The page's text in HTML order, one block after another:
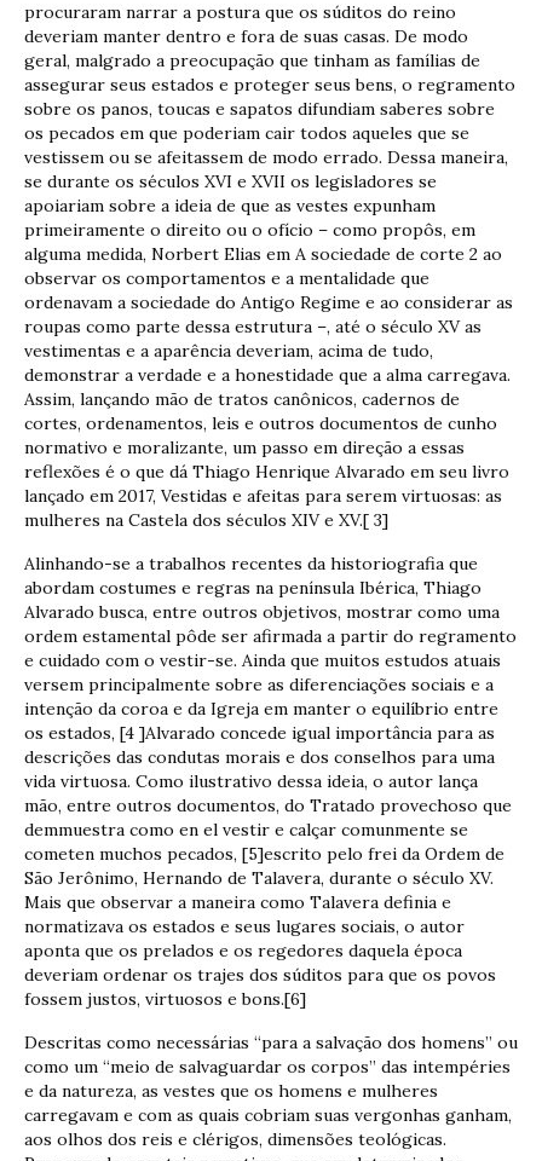
procuraram narrar a postura que os súditos do reino
deveriam manter dentro e fora de suas casas. De modo
geral, malgrado a preocupação que tinham as famílias de
assegurar seus estados e proteger seus bens, o regramento
sobre os panos, toucas e sapatos difundiam saberes sobre
os pecados em que poderiam cair todos aqueles que se
vestissem ou se afeitassem de modo errado. Dessa maneira,
se durante os séculos XVI e XVII os legisladores se
apoiariam sobre a ideia de que as vestes expunham
primeiramente o direito ou o ofício – como propôs, em
alguma medida, Norbert Elias em A sociedade de corte 2 ao
observar os comportamentos e a mentalidade que
ordenavam a sociedade do Antigo Regime e ao considerar as
roupas como parte dessa estrutura –, até o século XV as
vestimentas e a aparência deveriam, acima de tudo,
demonstrar a verdade e a honestidade que a alma carregava.
Assim, lançando mão de tratos canônicos, cadernos de
cortes, ordenamentos, leis e outros documentos de cunho
normativo e moralizante, um passo em direção a essas
reflexões é o que dá Thiago Henrique Alvarado em seu livro
lançado em 2017, Vestidas e afeitas para serem virtuosas: as
mulheres na Castela dos séculos XIV e XV.[ 3]
Alinhando-se a trabalhos recentes da historiografia que
abordam costumes e regras na península Ibérica, Thiago
Alvarado busca, entre outros objetivos, mostrar como uma
ordem estamental pôde ser afirmada a partir do regramento
e cuidado com o vestir-se. Ainda que muitos estudos atuais
versem principalmente sobre as diferenciações sociais e a
intenção da coroa e da Igreja em manter o equilíbrio entre
os estados, [4 ]Alvarado concede igual importância para as
descrições das condutas morais e dos conselhos para uma
vida virtuosa. Como ilustrativo dessa ideia, o autor lança
mão, entre outros documentos, do Tratado provechoso que
demmuestra como en el vestir e calçar comunmente se
cometen muchos pecados, [5]escrito pelo frei da Ordem de
São Jerônimo, Hernando de Talavera, durante o século XV.
Mais que observar a maneira como Talavera definia e
normatizava os estados e seus lugares sociais, o autor
aponta que os prelados e os regedores daquela época
deveriam ordenar os trajes dos súditos para que os povos
fossem justos, virtuosos e bons.[6]
Descritas como necessárias “para a salvação dos homens” ou
como um “meio de salvaguardar os corpos” das intempéries
e da natureza, as vestes que os homens e mulheres
carregavam e com as quais cobriam suas vergonhas ganham,
aos olhos dos reis e clérigos, dimensões teológicas.